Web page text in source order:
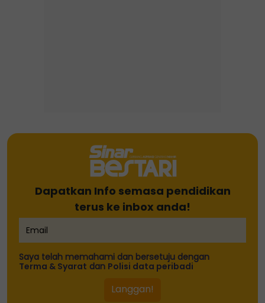
Dua pelajar Tingkatan Lima
maut nahas tiga kenderaan
Dapatkan Info semasa pendidikan
terus ke inbox anda!
Saya telah memahami dan bersetuju dengan
Terma & Syarat dan Polisi data peribadi